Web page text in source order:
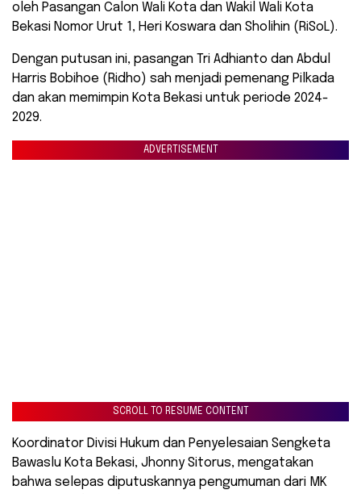
oleh Pasangan Calon Wali Kota dan Wakil Wali Kota
Bekasi Nomor Urut 1, Heri Koswara dan Sholihin (RiSoL).
Dengan putusan ini, pasangan Tri Adhianto dan Abdul
Harris Bobihoe (Ridho) sah menjadi pemenang Pilkada
dan akan memimpin Kota Bekasi untuk periode 2024-
2029.
ADVERTISEMENT
SCROLL TO RESUME CONTENT
Koordinator Divisi Hukum dan Penyelesaian Sengketa
Bawaslu Kota Bekasi, Jhonny Sitorus, mengatakan
bahwa selepas diputuskannya pengumuman dari MK